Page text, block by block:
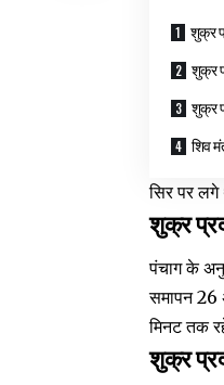
शुक्र
शुक्र
शुक्र
शिव
सिर पर
शुक्र
पंचाग के
समापन 26
मिनट तक
शुक्र